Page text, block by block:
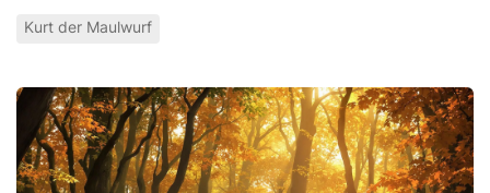
Kurt der Maulwurf